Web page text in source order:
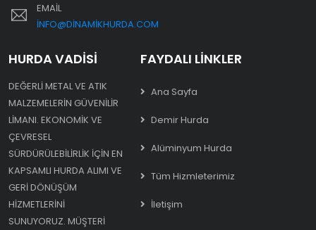
EMAIL
INFO@DINAMIKHURDA.COM
HURDA VADISI
DEĞERLI METAL VE ATIK
MALZEMELERIN GÜVENILIR
LIMANI. EKONOMIK VE
ÇEVRESEL
SÜRDÜRÜLEBILIRLIK IÇIN EN
KAPSAMLI HURDA ALIMI VE
GERI DÖNÜŞÜM
HIZMETLERINI
SUNUYORUZ. MÜŞTERI
FAYDALI LINKLER
Ana Sayfa
Demir Hurda
Alüminyum Hurda
Tüm Hizmleterimiz
İletişim